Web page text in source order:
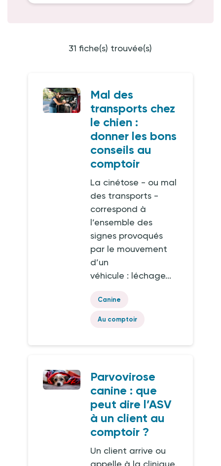
31 fiche(s) trouvée(s)
Mal des
transports chez
le chien :
donner les bons
conseils au
comptoir
La cinétose - ou mal
des transports -
correspond à
l’ensemble des
signes provoqués
par le mouvement
d’un
véhicule : léchage...
Canine
Au comptoir
Parvovirose
canine : que
peut dire l’ASV
à un client au
comptoir ?
Un client arrive ou
appelle à la clinique,